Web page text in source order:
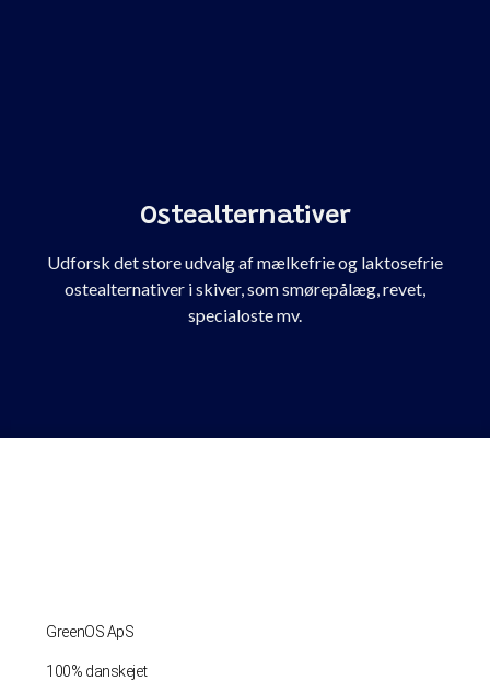
Ostealternativer
Udforsk det store udvalg af mælkefrie og laktosefrie
ostealternativer i skiver, som smørepålæg, revet,
specialoste mv.
GreenOS ApS
100% danskejet